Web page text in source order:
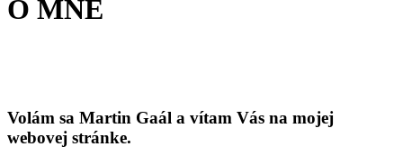
O MNE
Volám sa Martin Gaál a vítam Vás na mojej
webovej stránke.